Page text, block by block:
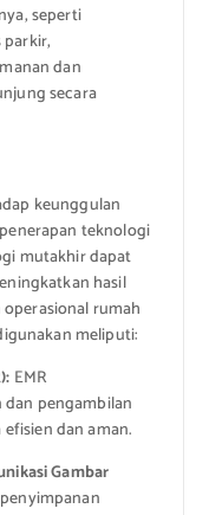
seperti
dan
secara
keunggulan
teknologi
mutakhir dapat
hasil
rumah
meliputi:
EMR
pengambilan
dan aman.
Gambar